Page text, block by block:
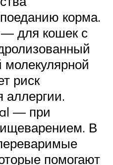
корма.
для кошек с
молекулярной
риск
аллергии.
— при
В
помогают